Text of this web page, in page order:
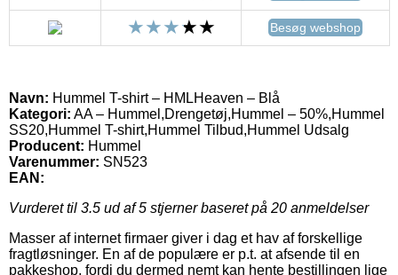
Besøg webshop
Navn: Hummel T-shirt – HMLHeaven – Blå
Kategori: AA – Hummel,Drengetøj,Hummel – 50%,Hummel
SS20,Hummel T-shirt,Hummel Tilbud,Hummel Udsalg
Producent: Hummel
Varenummer: SN523
EAN:
Vurderet til 3.5 ud af 5 stjerner baseret på 20 anmeldelser
Masser af internet firmaer giver i dag et hav af forskellige
fragtløsninger. En af de populære er p.t. at afsende til en
pakkeshop, fordi du dermed nemt kan hente bestillingen lige